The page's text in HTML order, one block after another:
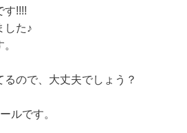
す!!!!
した♪
ので、大丈夫でしょう？
ルです。